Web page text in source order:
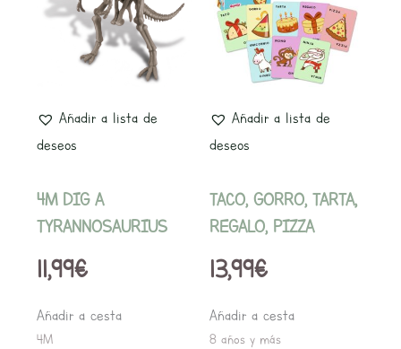
Añadir a lista de
deseos
4M DIG A
TYRANNOSAURIUS
11,99€
Añadir a cesta
4M
Añadir a lista de
deseos
TACO, GORRO, TARTA,
REGALO, PIZZA
13,99€
Añadir a cesta
8 años y más